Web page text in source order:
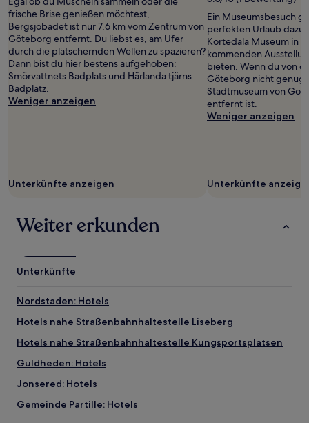
frische Brise genießen möchtest,
Bergsjöbadet ist nur 7,6 km vom Zentrum von
Göteborg entfernt. Du liebst es, am Ufer
durch die plätschernden Wellen zu spazieren?
Dann bist du hier bestens aufgehoben:
Smörvattnets Badplats und Härlanda tjärns
Badplatz.
Weniger anzeigen
Unterkünfte anzeigen
Ein Museumsbesuch
perfekten Urlaub
Kortedala Museum in
kommenden
bieten. Wenn du von
Göteborg nicht genug
Stadtmuseum von
entfernt ist.
Weniger anzeigen
Unterkünfte
Weiter erkunden
Unterkünfte
Nordstaden: Hotels
Hotels nahe Straßenbahnhaltestelle Liseberg
Hotels nahe Straßenbahnhaltestelle Kungsportsplatsen
Guldheden: Hotels
Jonsered: Hotels
Gemeinde Partille: Hotels